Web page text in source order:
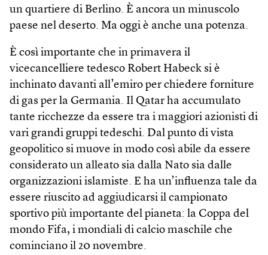
un quartiere di Berlino. È ancora un minuscolo
paese nel deserto. Ma oggi è anche una potenza.
È così importante che in primavera il
vicecancelliere tedesco Robert Habeck si è
inchinato davanti all’emiro per chiedere forniture
di gas per la Germania. Il Qatar ha accumulato
tante ricchezze da essere tra i maggiori azionisti di
vari grandi gruppi tedeschi. Dal punto di vista
geopolitico si muove in modo così abile da essere
considerato un alleato sia dalla Nato sia dalle
organizzazioni islamiste. E ha un’influenza tale da
essere riuscito ad aggiudicarsi il campionato
sportivo più importante del pianeta: la Coppa del
mondo Fifa, i mondiali di calcio maschile che
cominciano il 20 novembre.